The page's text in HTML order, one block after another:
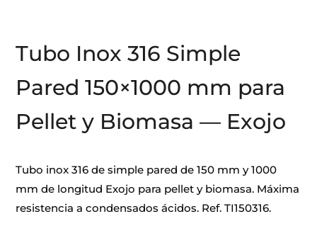
Tubo Inox 316 Simple
Pared 150×1000 mm para
Pellet y Biomasa — Exojo
Tubo inox 316 de simple pared de 150 mm y 1000
mm de longitud Exojo para pellet y biomasa. Máxima
resistencia a condensados ácidos. Ref. TI150316.